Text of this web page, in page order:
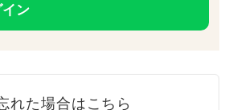
ン
れた場合はこちら